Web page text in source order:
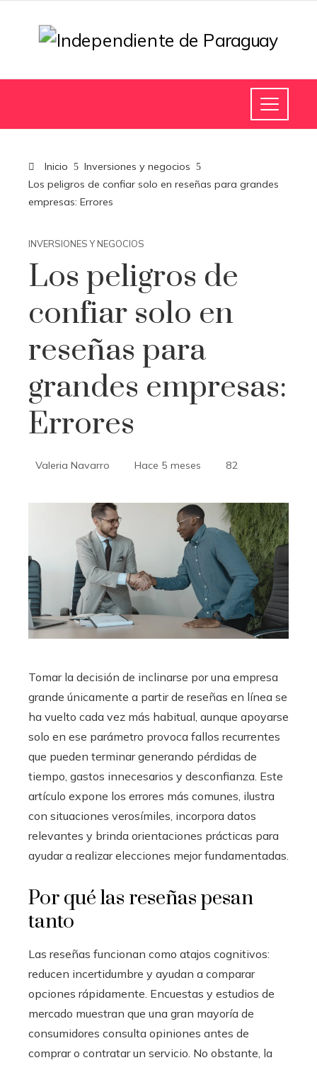
Inicio
Inversiones y negocios
Los peligros de confiar solo en reseñas para grandes
empresas: Errores
INVERSIONES Y NEGOCIOS
Los peligros de
confiar solo en
reseñas para
grandes empresas:
Errores
Valeria Navarro Hace 5 meses 82
Tomar la decisión de inclinarse por una empresa
grande únicamente a partir de reseñas en línea se
ha vuelto cada vez más habitual, aunque apoyarse
solo en ese parámetro provoca fallos recurrentes
que pueden terminar generando pérdidas de
tiempo, gastos innecesarios y desconfianza. Este
artículo expone los errores más comunes, ilustra
con situaciones verosímiles, incorpora datos
relevantes y brinda orientaciones prácticas para
ayudar a realizar elecciones mejor fundamentadas.
Por qué las reseñas pesan
tanto
Las reseñas funcionan como atajos cognitivos:
reducen incertidumbre y ayudan a comparar
opciones rápidamente. Encuestas y estudios de
mercado muestran que una gran mayoría de
consumidores consulta opiniones antes de
comprar o contratar un servicio. No obstante, la